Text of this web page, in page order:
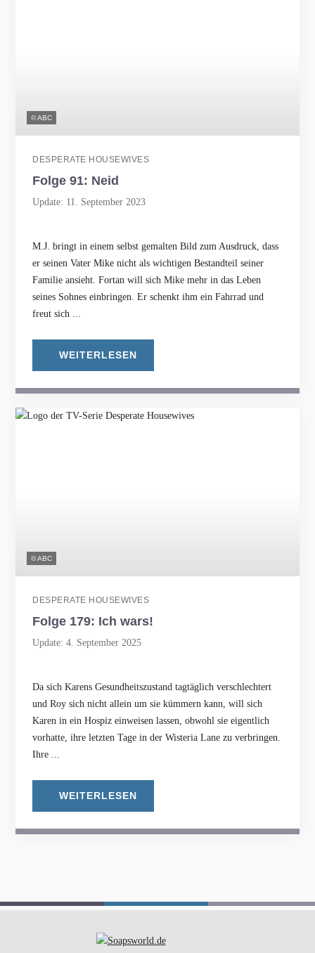
© ABC
DESPERATE HOUSEWIVES
Folge 91: Neid
Update: 11. September 2023
M.J. bringt in einem selbst gemalten Bild zum Ausdruck, dass
er seinen Vater Mike nicht als wichtigen Bestandteil seiner
Familie ansieht. Fortan will sich Mike mehr in das Leben
seines Sohnes einbringen. Er schenkt ihm ein Fahrrad und
freut sich ...
WEITERLESEN
© ABC
DESPERATE HOUSEWIVES
Folge 179: Ich wars!
Update: 4. September 2025
Da sich Karens Gesundheitszustand tagtäglich verschlechtert
und Roy sich nicht allein um sie kümmern kann, will sich
Karen in ein Hospiz einweisen lassen, obwohl sie eigentlich
vorhatte, ihre letzten Tage in der Wisteria Lane zu verbringen.
Ihre ...
WEITERLESEN